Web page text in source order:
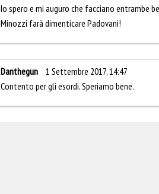
Io spero e mi auguro che facciano entrambe
Minozzi farà dimenticare Padovani!
Danthegun
1 Settembre 2017, 14:47
Contento per gli esordi. Speriamo bene.